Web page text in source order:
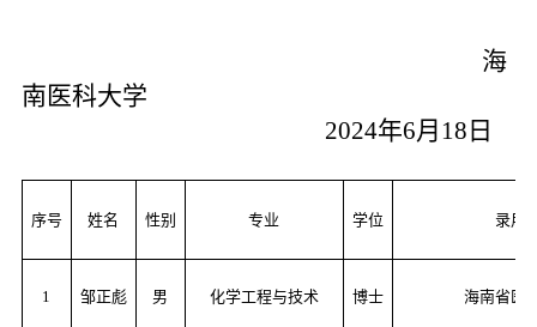
海
南医科大学
2024年6月18日
序号 姓名 性别 专业 学位 录用
1 邹正彪 男 化学工程与技术 博士 海南省医